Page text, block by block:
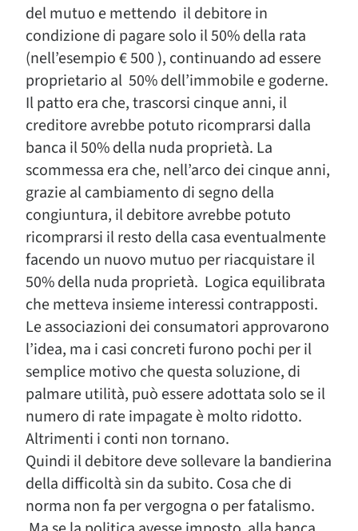
del mutuo e mettendo il debitore in
condizione di pagare solo il 50% della rata
(nell’esempio € 500 ), continuando ad essere
proprietario al 50% dell’immobile e goderne.
Il patto era che, trascorsi cinque anni, il
creditore avrebbe potuto ricomprarsi dalla
banca il 50% della nuda proprietà. La
scommessa era che, nell’arco dei cinque anni,
grazie al cambiamento di segno della
congiuntura, il debitore avrebbe potuto
ricomprarsi il resto della casa eventualmente
facendo un nuovo mutuo per riacquistare il
50% della nuda proprietà. Logica equilibrata
che metteva insieme interessi contrapposti.
Le associazioni dei consumatori approvarono
l’idea, ma i casi concreti furono pochi per il
semplice motivo che questa soluzione, di
palmare utilità, può essere adottata solo se il
numero di rate impagate è molto ridotto.
Altrimenti i conti non tornano.
Quindi il debitore deve sollevare la bandierina
della difficoltà sin da subito. Cosa che di
norma non fa per vergogna o per fatalismo.